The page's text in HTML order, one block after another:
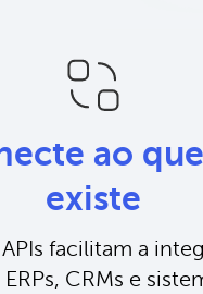
ao
existe
APIs facilitam a
CRMs e